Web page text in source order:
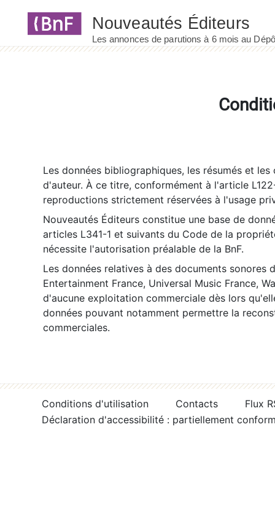
Les données bibliographiques, les résumés et
d'auteur. À ce titre, conformément à l'article
reproductions strictement réservées à l'usage
Nouveautés Éditeurs constitue une base de
articles L341-1 et suivants du Code de la
nécessite l'autorisation préalable de la BnF.
Les données relatives à des documents sonores
Entertainment France, Universal Music France,
d'aucune exploitation commerciale dès lors
données pouvant notamment permettre la
commerciales.
Conditions d'utilisation Contacts
Flux
Déclaration d'accessibilité : partiellement